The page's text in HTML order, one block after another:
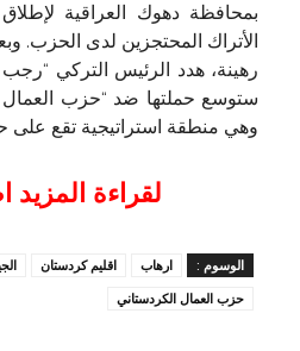
بمحافظة دهوك العراقية
رهينة، هدد الرئيس التركي
ستوسع حملتها ضد “حزب العمال
وهي منطقة استراتيجية تقع على
لقراءة
الوسوم : ارهاب اقليم كردستان
حزب العمال الكردستاني